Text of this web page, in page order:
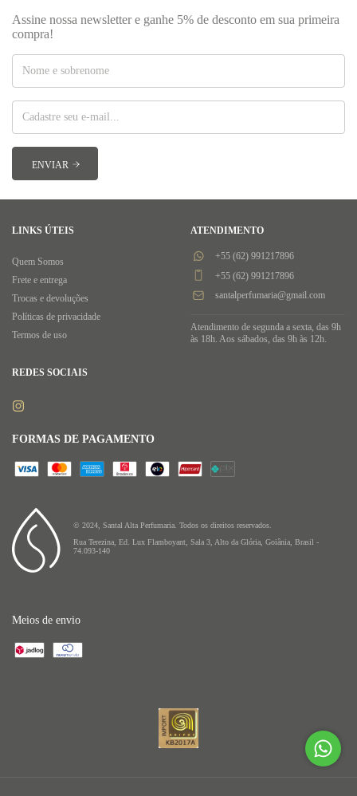
Assine nossa newsletter e ganhe 5% de desconto em sua primeira
compra!
© 2024, Santal Alta Perfumaria. Todos os direitos reservados.
Rua Terezina, Ed. Lux Flamboyant, Sala 3, Alto da Glória, Goiânia, Brasil -
74.093-140
LINKS ÚTEIS
Quem Somos
Frete e entrega
Trocas e devoluções
Políticas de privacidade
Termos de uso
ATENDIMENTO
+55 (62) 991217896
+55 (62) 991217896
santalperfumaria@gmail.com
Atendimento de segunda a sexta, das 9h
às 18h. Aos sábados, das 9h às 12h.
REDES SOCIAIS
FORMAS DE PAGAMENTO
Meios de envio